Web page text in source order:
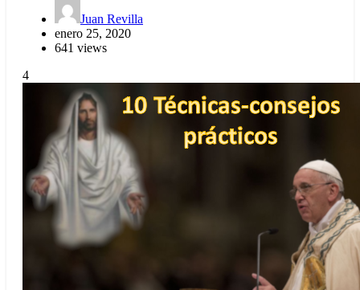
Juan Revilla
enero 25, 2020
641 views
4